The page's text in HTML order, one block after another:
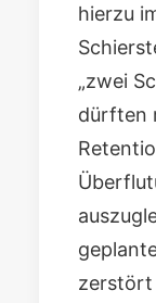
hierzu
„zwei
dürften
zerstört